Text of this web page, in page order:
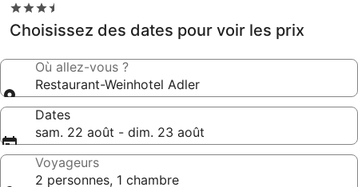
Hébergement
3.5 étoiles
Choisissez des dates pour voir les prix
Où allez-vous ?
Restaurant-Weinhotel Adler
Dates
sam. 22 août - dim. 23 août
Voyageurs
2 personnes, 1 chambre